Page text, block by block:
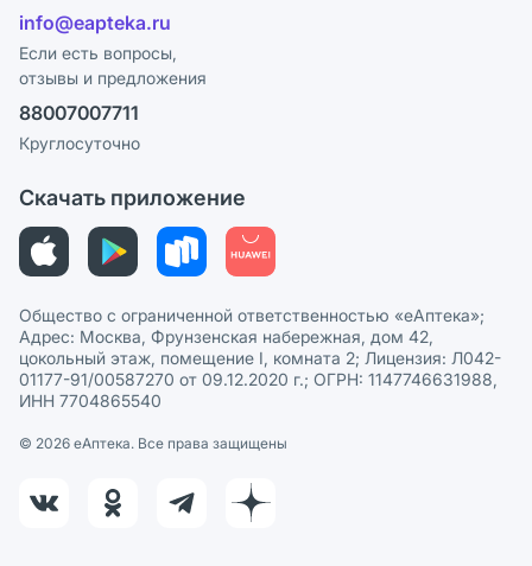
Блог
Лицензия
Реклама на сайте
Ваши товары на ЕАПТЕКЕ
Программа СберСпасибо
Политика конфиденциальности
Пользовательское соглашение
Политика рекомендаций
Этика и соответствие
Политика в отношении обработки персональных данных
info@eapteka.ru
Если есть вопросы,
отзывы и предложения
88007007711
Круглосуточно
Скачать приложение
Общество с ограниченной ответственностью «еАптека»;
Адрес: Москва, Фрунзенская набережная, дом 42,
цокольный этаж, помещение I, комната 2; Лицензия: Л042-
01177-91/00587270 от 09.12.2020 г.; ОГРН: 1147746631988,
ИНН 7704865540
© 2026 eАптека. Все права защищены